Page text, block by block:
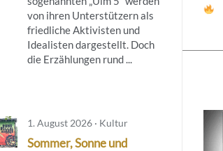
von ihren Unterstützern als
friedliche Aktivisten und
Idealisten dargestellt. Doch
die Erzählungen rund ...
1. August 2026 · Kultur
Sommer, Sonne und